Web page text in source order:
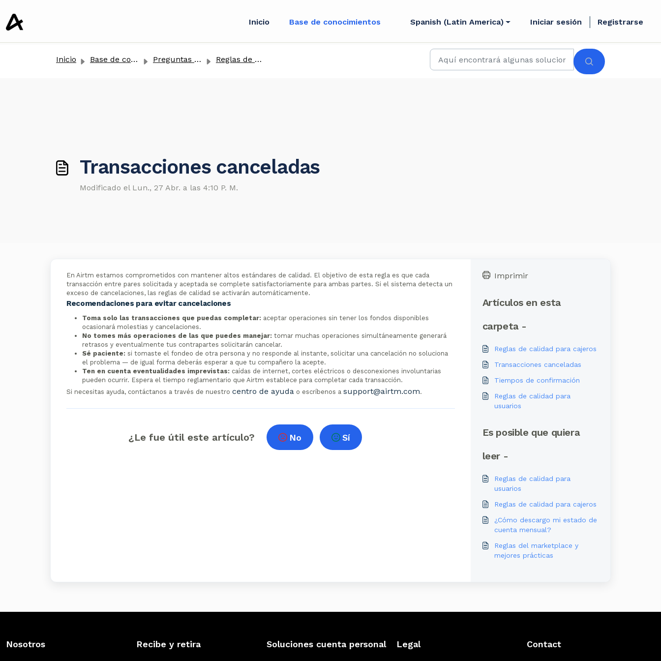
Inicio Base de conocimientos Spanish (Latin America) Iniciar sesión Registrarse
Inicio Base de conocimientos Preguntas Frecuentes Reglas de calidad
Transacciones canceladas
Modificado el Lun., 27 Abr. a las 4:10 P. M.
En Airtm estamos comprometidos con mantener altos estándares de calidad. El objetivo de esta regla es que cada
transacción entre pares solicitada y aceptada se complete satisfactoriamente para ambas partes. Si el sistema detecta un
exceso de cancelaciones, las reglas de calidad se activarán automáticamente.
Recomendaciones para evitar cancelaciones
Toma solo las transacciones que puedas completar: aceptar operaciones sin tener los fondos disponibles
ocasionará molestias y cancelaciones.
No tomes más operaciones de las que puedes manejar: tomar muchas operaciones simultáneamente generará
retrasos y eventualmente tus contrapartes solicitarán cancelar.
Sé paciente: si tomaste el fondeo de otra persona y no responde al instante, solicitar una cancelación no soluciona
el problema — de igual forma deberás esperar a que tu compañero la acepte.
Ten en cuenta eventualidades imprevistas: caídas de internet, cortes eléctricos o desconexiones involuntarias
pueden ocurrir. Espera el tiempo reglamentario que Airtm establece para completar cada transacción.
Si necesitas ayuda, contáctanos a través de nuestro centro de ayuda o escríbenos a support@airtm.com.
¿Le fue útil este artículo? No Sí
Imprimir
Artículos en esta
carpeta -
Reglas de calidad para cajeros
Transacciones canceladas
Tiempos de confirmación
Reglas de calidad para
usuarios
Es posible que quiera
leer -
Reglas de calidad para
usuarios
Reglas de calidad para cajeros
¿Cómo descargo mi estado de
cuenta mensual?
Reglas del marketplace y
mejores prácticas
Nosotros Recibe y retira Soluciones cuenta personal Legal Contact